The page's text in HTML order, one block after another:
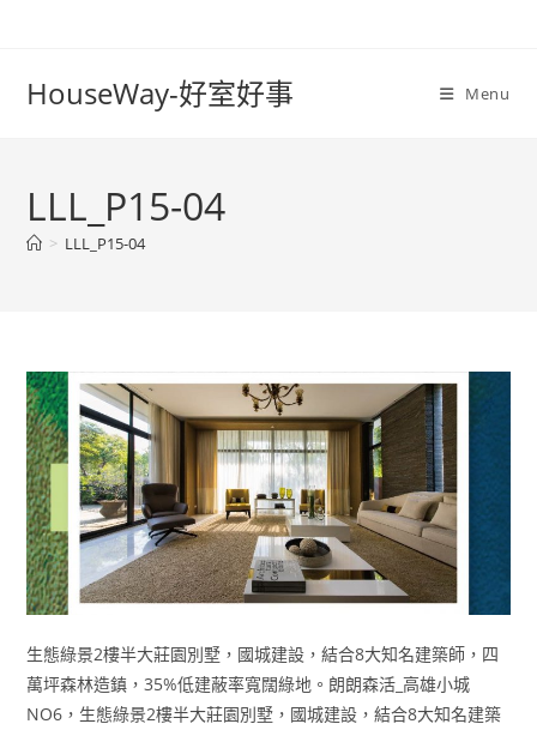
HouseWay-好室好事 Menu
LLL_P15-04
> LLL_P15-04
生態綠景2樓半大莊園別墅，國城建設，結合8大知名建築師，四
萬坪森林造鎮，35%低建蔽率寬闊綠地。朗朗森活_高雄小城
NO6，生態綠景2樓半大莊園別墅，國城建設，結合8大知名建築